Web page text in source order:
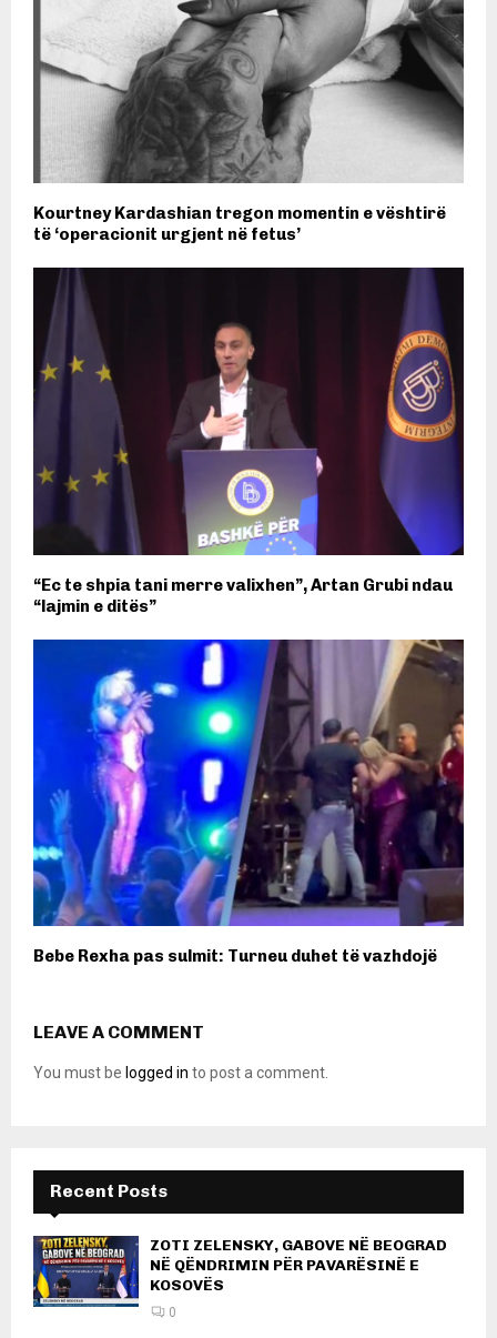
Kourtney Kardashian tregon momentin e vështirë
të ‘operacionit urgjent në fetus’
“Ec te shpia tani merre valixhen”, Artan Grubi ndau
“lajmin e ditës”
Bebe Rexha pas sulmit: Turneu duhet të vazhdojë
LEAVE A COMMENT
You must be logged in to post a comment.
Recent Posts
ZOTI ZELENSKY, GABOVE NË BEOGRAD
NË QËNDRIMIN PËR PAVARËSINË E
KOSOVËS
0